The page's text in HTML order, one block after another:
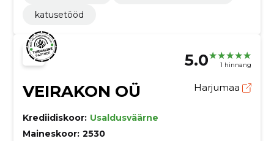
katusetööd
5.0 1 hinnang
VEIRAKON OÜ Harjumaa
Krediidiskoor: Usaldusväärne
Maineskoor: 2530